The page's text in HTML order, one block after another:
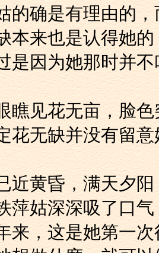
萍姑的确是有理由
无缺本来也是认得
是因为她那时并
一眼瞧见花无亩，
花无缺并没有留
时已近黄昏，满天
萍姑深深吸了口
多年来，这是她第